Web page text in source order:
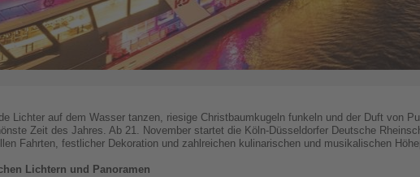
Lichter auf dem Wasser tanzen, riesige Christbaumkugeln funkeln und der Duft von
Zeit des Jahres. Ab 21. November startet die Köln-Düsseldorfer Deutsche
Fahrten, festlicher Dekoration und zahlreichen kulinarischen und musikalischen
Lichtern und Panoramen